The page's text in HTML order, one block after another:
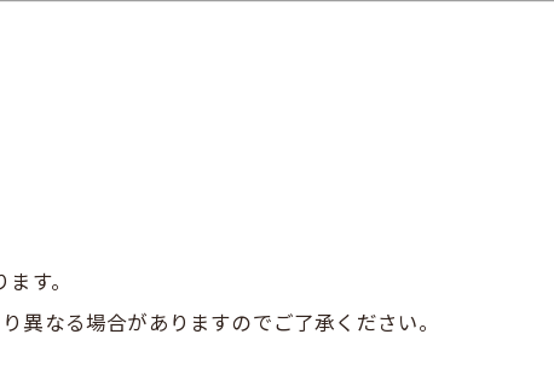
す。
なる場合がありますのでご了承ください。